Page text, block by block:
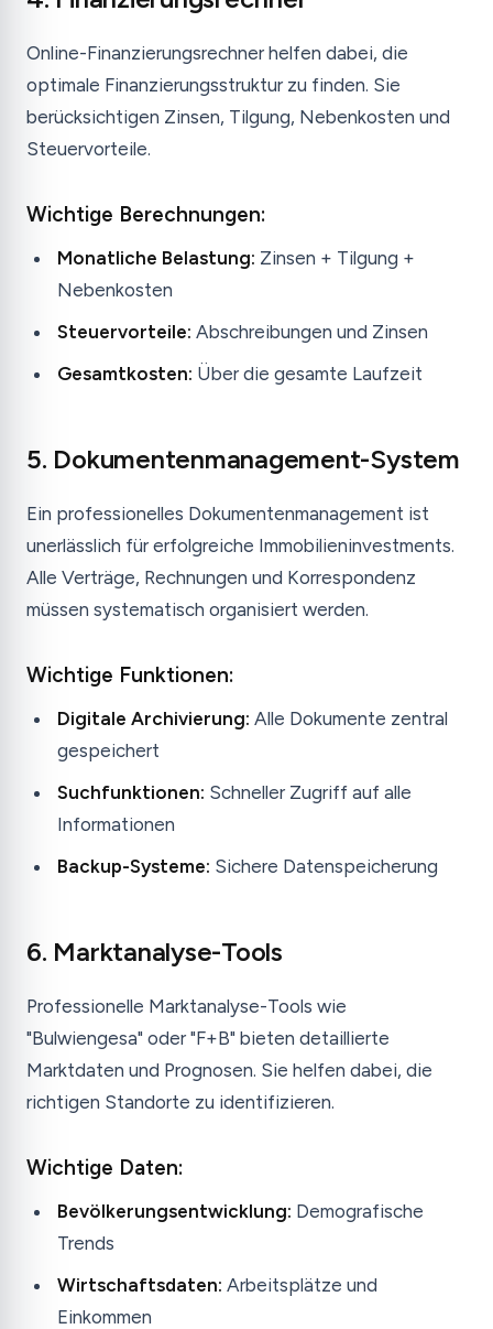
Online-Finanzierungsrechner helfen dabei, die
optimale Finanzierungsstruktur zu finden. Sie
berücksichtigen Zinsen, Tilgung, Nebenkosten und
Steuervorteile.
Wichtige Berechnungen:
Monatliche Belastung: Zinsen + Tilgung +
Nebenkosten
Steuervorteile: Abschreibungen und Zinsen
Gesamtkosten: Über die gesamte Laufzeit
5. Dokumentenmanagement-System
Ein professionelles Dokumentenmanagement ist
unerlässlich für erfolgreiche Immobilieninvestments.
Alle Verträge, Rechnungen und Korrespondenz
müssen systematisch organisiert werden.
Wichtige Funktionen:
Digitale Archivierung: Alle Dokumente zentral
gespeichert
Suchfunktionen: Schneller Zugriff auf alle
Informationen
Backup-Systeme: Sichere Datenspeicherung
6. Marktanalyse-Tools
Professionelle Marktanalyse-Tools wie
"Bulwiengesa" oder "F+B" bieten detaillierte
Marktdaten und Prognosen. Sie helfen dabei, die
richtigen Standorte zu identifizieren.
Wichtige Daten:
Bevölkerungsentwicklung: Demografische
Trends
Wirtschaftsdaten: Arbeitsplätze und
Einkommen